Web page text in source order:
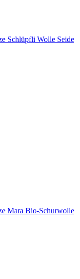
Schlüpfli Wolle Seide
Mara Bio-Schurwolle